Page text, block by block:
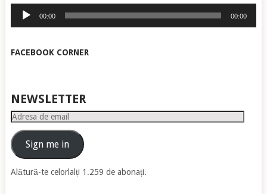
Player
audio
00:00 00:00
FACEBOOK CORNER
NEWSLETTER
Adresa
emailSign me in
Alătură-te celorlalți 1.259 de abonați.